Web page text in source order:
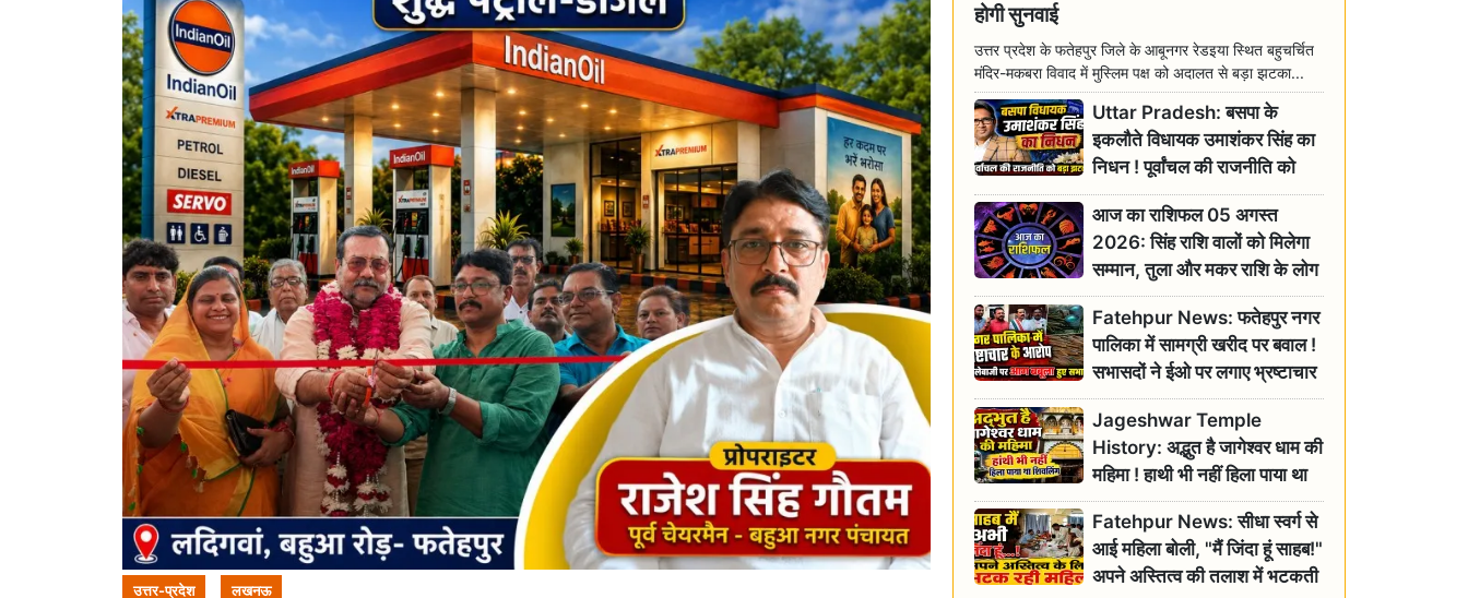
उत्तर-प्रदेश लखनऊ
होगी सुनवाई
उत्तर प्रदेश के फतेहपुर जिले के आबूनगर रेडइया स्थित बहुचर्चित
मंदिर-मकबरा विवाद में मुस्लिम पक्ष को अदालत से बड़ा झटका...
Uttar Pradesh: बसपा के
इकलौते विधायक उमाशंकर सिंह का
निधन ! पूर्वांचल की राजनीति को
बड़ा झटका, योगी ने जताया दुःख
आज का राशिफल 05 अगस्त
2026: सिंह राशि वालों को मिलेगा
सम्मान, तुला और मकर राशि के लोग
रहें सतर्क
Fatehpur News: फतेहपुर नगर
पालिका में सामग्री खरीद पर बवाल !
सभासदों ने ईओ पर लगाए भ्रष्टाचार
के गंभीर आरोप
Jageshwar Temple
History: अद्भुत है जागेश्वर धाम की
महिमा ! हाथी भी नहीं हिला पाया था
शिवलिंग, जानिए क्या है इसका
इतिहास
Fatehpur News: सीधा स्वर्ग से
आई महिला बोली, "मैं जिंदा हूं साहब!"
अपने अस्तित्व की तलाश में भटकती